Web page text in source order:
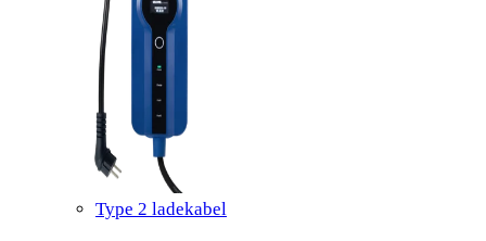
Type 2 ladekabel